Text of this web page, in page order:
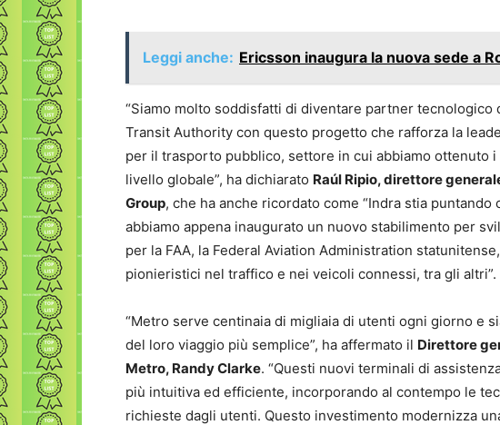
Leggi anche: Ericsson inaugura la nuova sede a
“Siamo molto soddisfatti di diventare partner tecnologico
Transit Authority con questo progetto che rafforza la
per il trasporto pubblico, settore in cui abbiamo ottenuto
livello globale”, ha dichiarato Raúl Ripio, direttore
Group, che ha anche ricordato come “Indra stia
abbiamo appena inaugurato un nuovo stabilimento per
per la FAA, la Federal Aviation Administration
pionieristici nel traffico e nei veicoli connessi, tra gli altri”.
“Metro serve centinaia di migliaia di utenti ogni giorno e
del loro viaggio più semplice”, ha affermato il Direttore
Metro, Randy Clarke. “Questi nuovi terminali di
più intuitiva ed efficiente, incorporando al contempo le
richieste dagli utenti. Questo investimento modernizza